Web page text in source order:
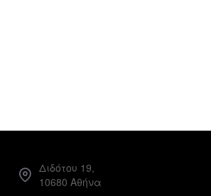
Διδότου 19,
10680 Αθήνα